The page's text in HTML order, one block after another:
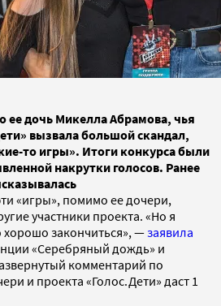
ее дочь Микелла Абрамова, чья
вызвала большой скандал,
то игры». Итоги конкурса были
накрутки голосов. Ранее
«игры», помимо ее дочери,
участники проекта. «Но я
закончиться», —заявила
«Серебряный дождь» и
комментарий по
и проекта «Голос.Дети» даст 1